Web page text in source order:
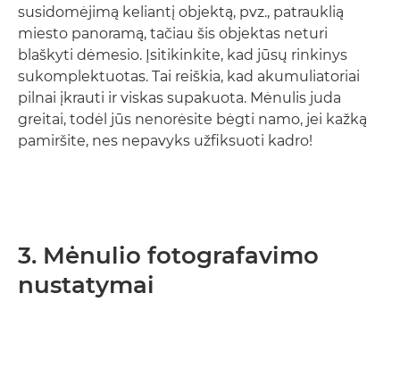
susidomėjimą keliantį objektą, pvz., patrauklią
miesto panoramą, tačiau šis objektas neturi
blaškyti dėmesio. Įsitikinkite, kad jūsų rinkinys
sukomplektuotas. Tai reiškia, kad akumuliatoriai
pilnai įkrauti ir viskas supakuota. Mėnulis juda
greitai, todėl jūs nenorėsite bėgti namo, jei kažką
pamiršite, nes nepavyks užfiksuoti kadro!
3. Mėnulio fotografavimo
nustatymai